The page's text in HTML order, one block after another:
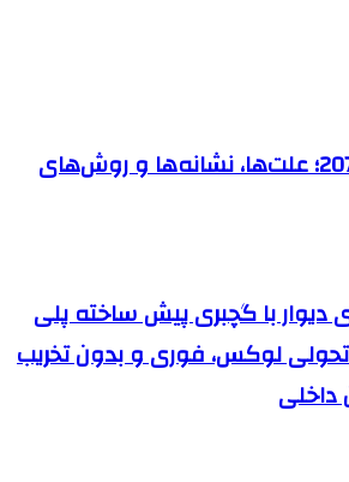
خرابی ریموت 207؛ علت‌ها، نشانه‌ها و روش‌های
دیوار با گچبری پیش ساخته پلی
تحولی لوکس، فوری و بدون تخریب
داخلی